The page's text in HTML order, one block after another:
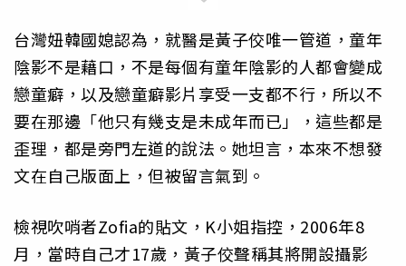
台灣妞韓國媳認為，就醫是黃子佼唯一管道，童年
陰影不是藉口，不是每個有童年陰影的人都會變成
戀童癖，以及戀童癖影片享受一支都不行，所以不
要在那邊「他只有幾支是未成年而已」，這些都是
歪理，都是旁門左道的說法。她坦言，本來不想發
文在自己版面上，但被留言氣到。
檢視吹哨者Zofia的貼文，K小姐指控，2006年8
月，當時自己才17歲，黃子佼聲稱其將開設攝影